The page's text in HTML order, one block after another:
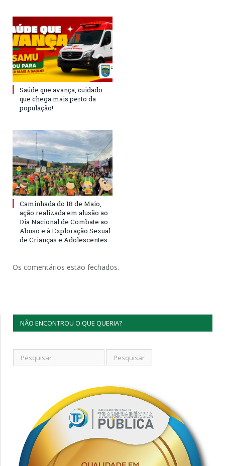
Saúde que avança, cuidado
que chega mais perto da
população!
Caminhada do 18 de Maio,
ação realizada em alusão ao
Dia Nacional de Combate ao
Abuso e à Exploração Sexual
de Crianças e Adolescentes.
Os comentários estão fechados.
NÃO ENCONTROU O QUE QUERIA?